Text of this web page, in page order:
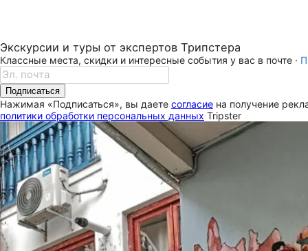
Экскурсии и туры от экспертов Трипстера
Классные места, скидки и интересные события у вас в почте ·
Подписаться
Нажимая «Подписаться», вы даете согласие на получение
политики обработки персональных данных Tripster